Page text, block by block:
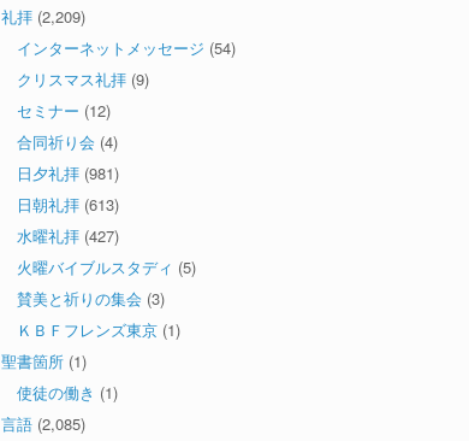
礼拝 (2,209)
インターネットメッセージ (54)
クリスマス礼拝 (9)
セミナー (12)
合同祈り会 (4)
日夕礼拝 (981)
日朝礼拝 (613)
水曜礼拝 (427)
火曜バイブルスタディ (5)
賛美と祈りの集会 (3)
ＫＢＦフレンズ東京 (1)
聖書箇所 (1)
使徒の働き (1)
言語 (2,085)